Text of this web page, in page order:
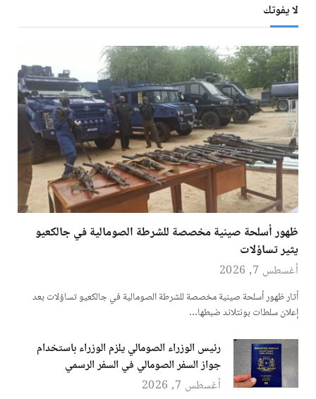
لا يفوتك
ظهور أسلحة صينية مخصصة للشرطة الصومالية في جالكعيو
يثير تساؤلات
أغسطس 7, 2026
أثار ظهور أسلحة صينية مخصصة للشرطة الصومالية في جالكعيو تساؤلات بعد
إعلان سلطات بونتلاند ضبطها…
رئيس الوزراء الصومالي يلزم الوزراء باستخدام
جواز السفر الصومالي في السفر الرسمي
أغسطس 7, 2026